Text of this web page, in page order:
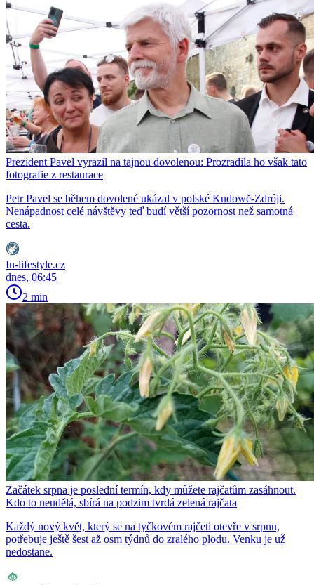
Prezident Pavel vyrazil na tajnou dovolenou: Prozradila ho však tato
fotografie z restaurace
Petr Pavel se během dovolené ukázal v polské Kudowě-Zdróji.
Nenápadnost celé návštěvy teď budí větší pozornost než samotná
cesta.
In-lifestyle.cz
dnes, 06:45
2 min
Začátek srpna je poslední termín, kdy můžete rajčatům zasáhnout.
Kdo to neudělá, sbírá na podzim tvrdá zelená rajčata
Každý nový květ, který se na tyčkovém rajčeti otevře v srpnu,
potřebuje ještě šest až osm týdnů do zralého plodu. Venku je už
nedostane.